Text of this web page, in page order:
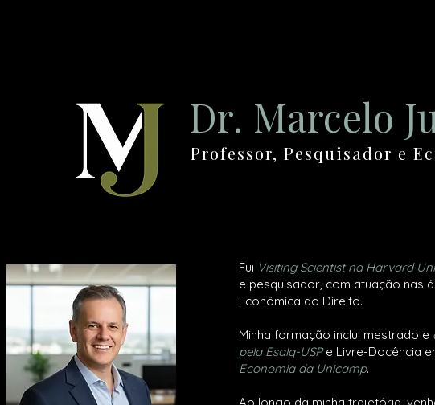
Dr. Marcelo
Professor, Pesquisador e
Fui Visiting Scientist na Harvard
e pesquisador, com atuação nas
Econômica do Direito.
Minha formação inclui mestrado e
pela Esalq-USPe Livre-Docência
Economia da Unicamp.